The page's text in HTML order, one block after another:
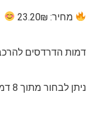
מחיר: 23.20₪
דמות הדרדסים
ניתן לבחור מתוך 8 דמויות שונות